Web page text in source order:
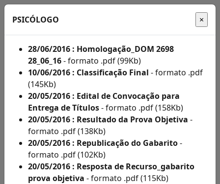
Início
Administração
Concursos
Concursos
Acompanhe
aqui
PSICÓLOGO
28/06/2016 : Homologação_DOM 2698
28_06_16- formato .pdf (99Kb)
10/06/2016 : Classificação Final - formato .pdf
(145Kb)
20/05/2016 : Edital de Convocação para
Entrega de Títulos- formato .pdf (158Kb)
20/05/2016 : Resultado da Prova Objetiva -
formato .pdf (138Kb)
20/05/2016 : Republicação do Gabarito-
formato .pdf (102Kb)
20/05/2016 : Resposta de Recurso_gabarito
prova objetiva - formato .pdf (115Kb)